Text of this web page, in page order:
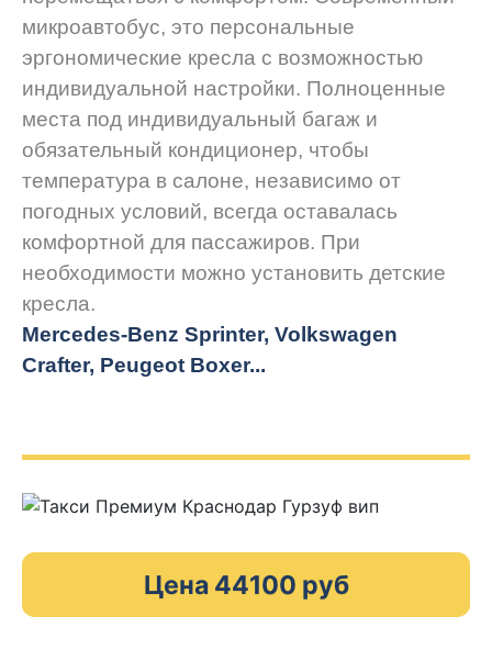
микроавтобус, это персональные
эргономические кресла с возможностью
индивидуальной настройки. Полноценные
места под индивидуальный багаж и
обязательный кондиционер, чтобы
температура в салоне, независимо от
погодных условий, всегда оставалась
комфортной для пассажиров. При
необходимости можно установить детские
кресла.
Mercedes-Benz Sprinter, Volkswagen
Crafter, Peugeot Boxer...
Цена 44100 руб